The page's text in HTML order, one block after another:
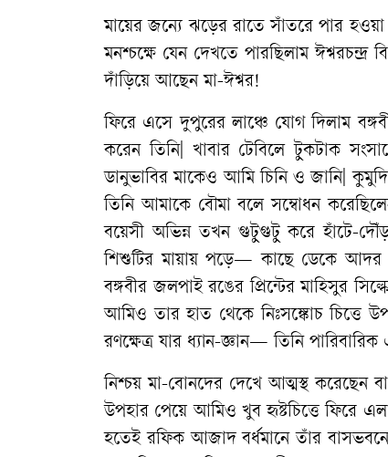
মায়ের জন্যে ঝড়ের রাতে সাঁতরে পার
মনশ্চক্ষে যেন দেখতে পারছিলাম
দাঁড়িয়ে আছেন মা-ঈশ্বর!
ফিরে এসে দুপুরের লাঞ্চে যোগ দিলাম
করেন তিনি| খাবার টেবিলে টুকটাক
ডানুভাবির মাকেও আমি চিনি ও জানি|
তিনি আমাকে বৌমা বলে সম্বোধন
বয়েসী অভিন্ন তখন গুটুগুটু করে হাঁটে-
শিশুটির মায়ায় পড়ে— কাছে ডেকে
বঙ্গবীর জলপাই রঙের প্রিন্টের মাহিসুর
আমিও তার হাত থেকে নিঃসঙ্কোচ চিত্তে
রণক্ষেত্র যার ধ্যান-জ্ঞান— তিনি
নিশ্চয় মা-বোনদের দেখে আত্মস্থ করেছেন
উপহার পেয়ে আমিও খুব হৃষ্টচিত্তে ফিরে
হতেই রফিক আজাদ বর্ধমানে তাঁর